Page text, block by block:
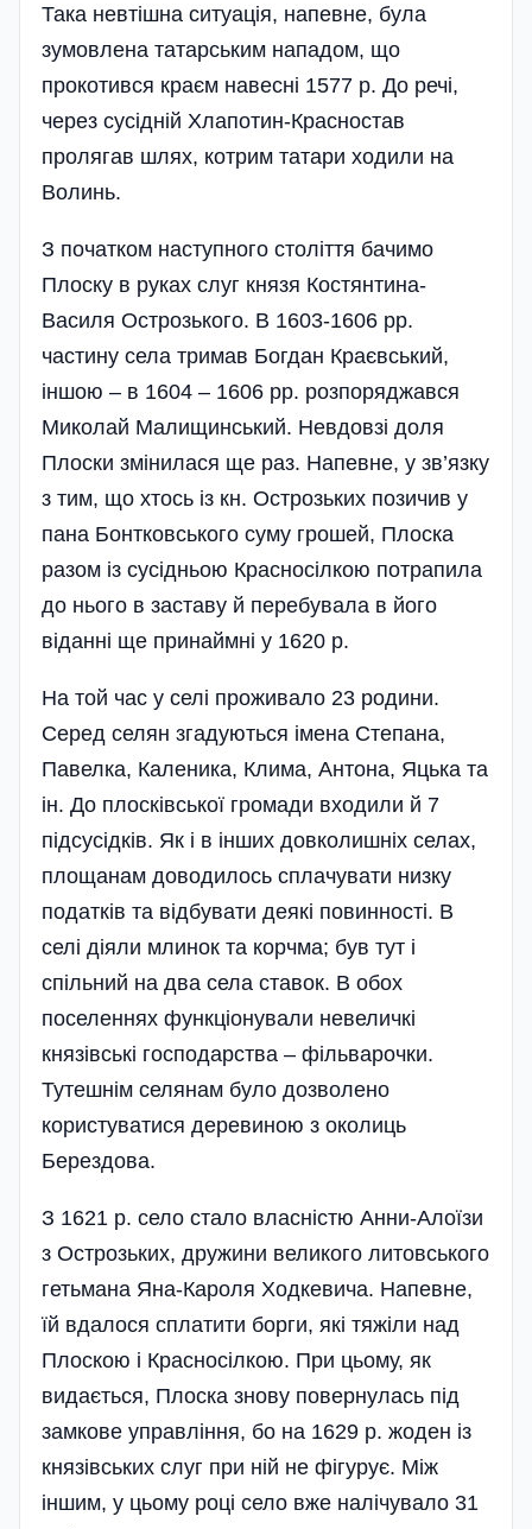
Така невтішна ситуація, напевне, була
зумовлена татарським нападом, що
прокотився краєм навесні 1577 р. До речі,
через сусідній Хлапотин-Красностав
пролягав шлях, котрим татари ходили на
Волинь.
З початком наступного століття бачимо
Плоску в руках слуг князя Костянтина-
Василя Острозького. В 1603-1606 рр.
частину села тримав Богдан Краєвський,
іншою – в 1604 – 1606 рр. розпоряджався
Миколай Малищинський. Невдовзі доля
Плоски змінилася ще раз. Напевне, у зв’язку
з тим, що хтось із кн. Острозьких позичив у
пана Бонтковського суму грошей, Плоска
разом із сусідньою Красносілкою потрапила
до нього в заставу й перебувала в його
віданні ще принаймні у 1620 р.
На той час у селі проживало 23 родини.
Серед селян згадуються імена Степана,
Павелка, Каленика, Клима, Антона, Яцька та
ін. До плосківської громади входили й 7
підсусідків. Як і в інших довколишніх селах,
площанам доводилось сплачувати низку
податків та відбувати деякі повинності. В
селі діяли млинок та корчма; був тут і
спільний на два села ставок. В обох
поселеннях функціонували невеличкі
князівські господарства – фільварочки.
Тутешнім селянам було дозволено
користуватися деревиною з околиць
Берездова.
З 1621 р. село стало власністю Анни-Алоїзи
з Острозьких, дружини великого литовського
гетьмана Яна-Кароля Ходкевича. Напевне,
їй вдалося сплатити борги, які тяжіли над
Плоскою і Красносілкою. При цьому, як
видається, Плоска знову повернулась під
замкове управління, бо на 1629 р. жоден із
князівських слуг при ній не фігурує. Між
іншим, у цьому році село вже налічувало 31